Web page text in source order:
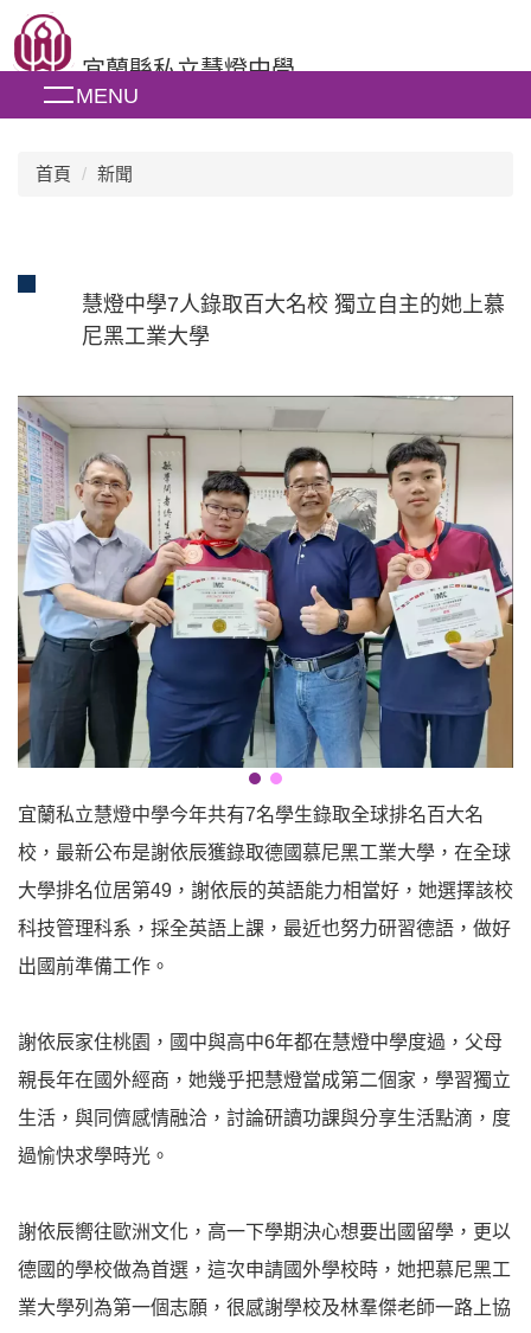
跳
到
主
內
宜蘭縣私立慧燈中學
MENU
首頁 新聞
慧燈中學7人錄取百大名校 獨立自主的她上慕
尼黑工業大學
宜蘭私立慧燈中學今年共有7名學生錄取全球排名百大名
校，最新公布是謝依辰獲錄取德國慕尼黑工業大學，在全球
大學排名位居第49，謝依辰的英語能力相當好，她選擇該校
科技管理科系，採全英語上課，最近也努力研習德語，做好
出國前準備工作。
謝依辰家住桃園，國中與高中6年都在慧燈中學度過，父母
親長年在國外經商，她幾乎把慧燈當成第二個家，學習獨立
生活，與同儕感情融洽，討論研讀功課與分享生活點滴，度
過愉快求學時光。
謝依辰嚮往歐洲文化，高一下學期決心想要出國留學，更以
德國的學校做為首選，這次申請國外學校時，她把慕尼黑工
業大學列為第一個志願，很感謝學校及林羣傑老師一路上協